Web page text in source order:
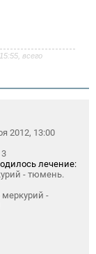
всего
2012, 13:00
3
лечение:
- тюмень.
меркурий -